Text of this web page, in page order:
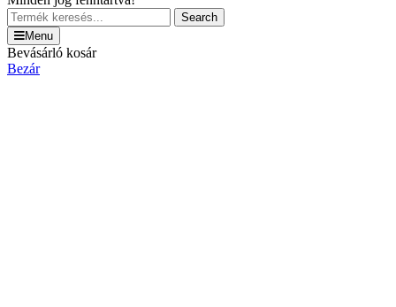
Search
Menu
Bevásárló kosár
Bezár